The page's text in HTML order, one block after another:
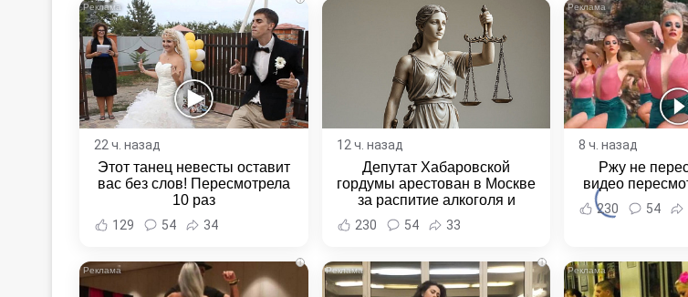
22 ч. назад
Этот танец невесты оставит
вас без слов! Пересмотрела
10 раз
129 54 34
12 ч. назад
Депутат Хабаровской
гордумы арестован в Москве
за распитие алкоголя и
неповиновение полиции -
Новости Хабаровска и
230 54 33
8 ч. назад
Ржу не
видео
230 54
i i